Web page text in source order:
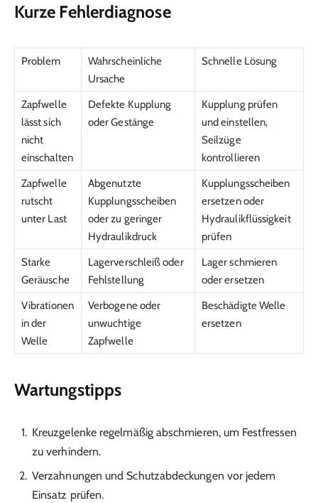
Kurze Fehlerdiagnose
Problem
Wahrscheinliche
Ursache
Schnelle Lösung
Zapfwelle
lässt sich
nicht
einschalten
Defekte Kupplung
oder Gestänge
Kupplung prüfen
und einstellen,
Seilzüge
kontrollieren
Zapfwelle
rutscht
unter Last
Abgenutzte
Kupplungsscheiben
oder zu geringer
Hydraulikdruck
Kupplungsscheiben
ersetzen oder
Hydraulikflüssigkeit
prüfen
Starke
Geräusche
Lagerverschleiß oder
Fehlstellung
Lager schmieren
oder ersetzen
Vibrationen
in der
Welle
Verbogene oder
unwuchtige
Zapfwelle
Beschädigte Welle
ersetzen
Wartungstipps
Kreuzgelenke regelmäßig abschmieren, um Festfressen
zu verhindern.
Verzahnungen und Schutzabdeckungen vor jedem
Einsatz prüfen.